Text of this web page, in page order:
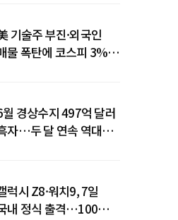
기술주 부진·외국인
물 폭탄에 코스피 3%대
월 경상수지 497억 달러
자…두 달 연속 역대
럭시 Z8·워치9, 7일
내 정식 출격…100개국